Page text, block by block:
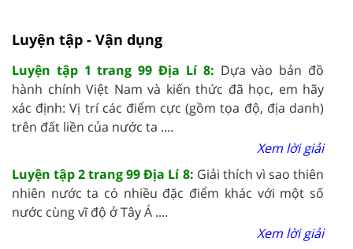
Luyện tập - Vận dụng
Luyện tập 1 trang 99 Địa Lí 8: Dựa vào bản đồ
hành chính Việt Nam và kiến thức đã học, em hãy
xác định: Vị trí các điểm cực (gồm tọa độ, địa danh)
trên đất liền của nước ta ....
Xem lời giải
Luyện tập 2 trang 99 Địa Lí 8: Giải thích vì sao thiên
nhiên nước ta có nhiều đặc điểm khác với một số
nước cùng vĩ độ ở Tây Á ....
Xem lời giải